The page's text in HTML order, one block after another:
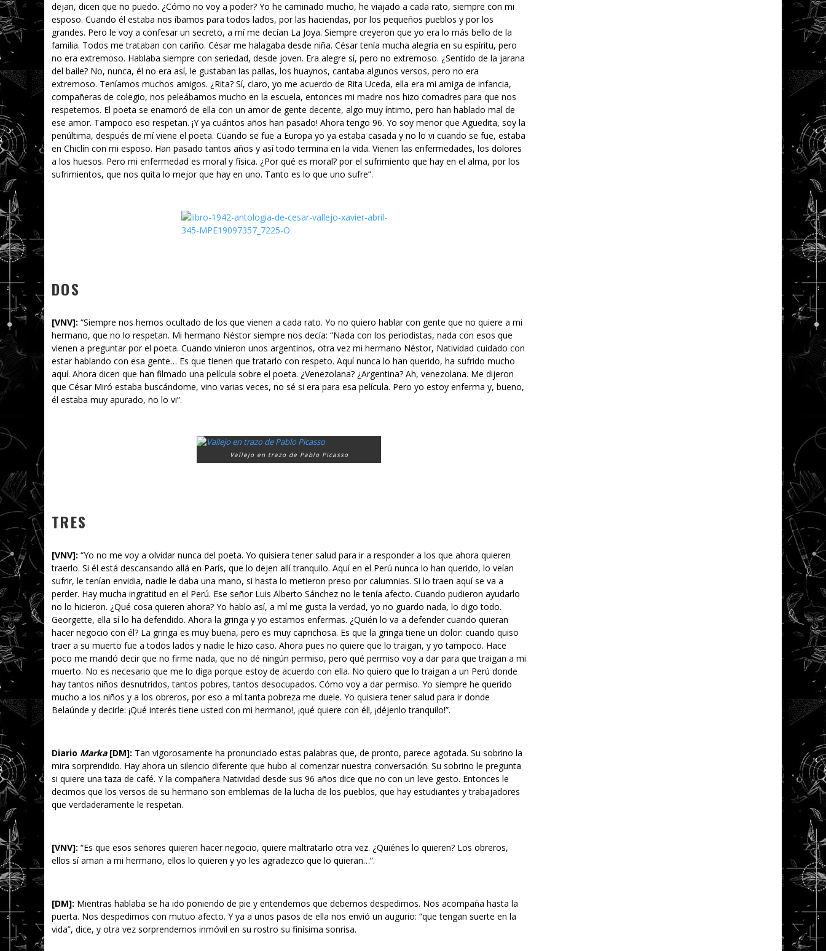
dejan, dicen que no puedo. ¿Cómo no voy a poder? Yo he caminado mucho, he viajado a cada rato, siempre con mi
esposo. Cuando él estaba nos íbamos para todos lados, por las haciendas, por los pequeños pueblos y por los
grandes. Pero le voy a confesar un secreto, a mí me decían La Joya. Siempre creyeron que yo era lo más bello de la
familia. Todos me trataban con cariño. César me halagaba desde niña. César tenía mucha alegría en su espíritu, pero
no era extremoso. Hablaba siempre con seriedad, desde joven. Era alegre sí, pero no extremoso. ¿Sentido de la jarana
del baile? No, nunca, él no era así, le gustaban las pallas, los huaynos, cantaba algunos versos, pero no era
extremoso. Teníamos muchos amigos. ¿Rita? Sí, claro, yo me acuerdo de Rita Uceda, ella era mi amiga de infancia,
compañeras de colegio, nos peleábamos mucho en la escuela, entonces mi madre nos hizo comadres para que nos
respetemos. El poeta se enamoró de ella con un amor de gente decente, algo muy íntimo, pero han hablado mal de
ese amor. Tampoco eso respetan. ¡Y ya cuántos años han pasado! Ahora tengo 96. Yo soy menor que Aguedita, soy la
penúltima, después de mí viene el poeta. Cuando se fue a Europa yo ya estaba casada y no lo vi cuando se fue, estaba
en Chiclín con mi esposo. Han pasado tantos años y así todo termina en la vida. Vienen las enfermedades, los dolores
a los huesos. Pero mi enfermedad es moral y física. ¿Por qué es moral? por el sufrimiento que hay en el alma, por los
sufrimientos, que nos quita lo mejor que hay en uno. Tanto es lo que uno sufre”.
DOS
[VNV]: “Siempre nos hemos ocultado de los que vienen a cada rato. Yo no quiero hablar con gente que no quiere a mi
hermano, que no lo respetan. Mi hermano Néstor siempre nos decía: “Nada con los periodistas, nada con esos que
vienen a preguntar por el poeta. Cuando vinieron unos argentinos, otra vez mi hermano Néstor, Natividad cuidado con
estar hablando con esa gente… Es que tienen que tratarlo con respeto. Aquí nunca lo han querido, ha sufrido mucho
aquí. Ahora dicen que han filmado una película sobre el poeta. ¿Venezolana? ¿Argentina? Ah, venezolana. Me dijeron
que César Miró estaba buscándome, vino varias veces, no sé si era para esa película. Pero yo estoy enferma y, bueno,
él estaba muy apurado, no lo vi”.
Vallejo en trazo de Pablo Picasso
TRES
[VNV]: “Yo no me voy a olvidar nunca del poeta. Yo quisiera tener salud para ir a responder a los que ahora quieren
traerlo. Si él está descansando allá en París, que lo dejen allí tranquilo. Aquí en el Perú nunca lo han querido, lo veían
sufrir, le tenían envidia, nadie le daba una mano, si hasta lo metieron preso por calumnias. Si lo traen aquí se va a
perder. Hay mucha ingratitud en el Perú. Ese señor Luis Alberto Sánchez no le tenía afecto. Cuando pudieron ayudarlo
no lo hicieron. ¿Qué cosa quieren ahora? Yo hablo así, a mí me gusta la verdad, yo no guardo nada, lo digo todo.
Georgette, ella sí lo ha defendido. Ahora la gringa y yo estamos enfermas. ¿Quién lo va a defender cuando quieran
hacer negocio con él? La gringa es muy buena, pero es muy caprichosa. Es que la gringa tiene un dolor: cuando quiso
traer a su muerto fue a todos lados y nadie le hizo caso. Ahora pues no quiere que lo traigan, y yo tampoco. Hace
poco me mandó decir que no firme nada, que no dé ningún permiso, pero qué permiso voy a dar para que traigan a mi
muerto. No es necesario que me lo diga porque estoy de acuerdo con ella. No quiero que lo traigan a un Perú donde
hay tantos niños desnutridos, tantos pobres, tantos desocupados. Cómo voy a dar permiso. Yo siempre he querido
mucho a los niños y a los obreros, por eso a mí tanta pobreza me duele. Yo quisiera tener salud para ir donde
Belaúnde y decirle: ¡Qué interés tiene usted con mi hermano!, ¡qué quiere con él!, ¡déjenlo tranquilo!”.
Diario Marka[DM]: Tan vigorosamente ha pronunciado estas palabras que, de pronto, parece agotada. Su sobrino la
mira sorprendido. Hay ahora un silencio diferente que hubo al comenzar nuestra conversación. Su sobrino le pregunta
si quiere una taza de café. Y la compañera Natividad desde sus 96 años dice que no con un leve gesto. Entonces le
decimos que los versos de su hermano son emblemas de la lucha de los pueblos, que hay estudiantes y trabajadores
que verdaderamente le respetan.
[VNV]: “Es que esos señores quieren hacer negocio, quiere maltratarlo otra vez. ¿Quiénes lo quieren? Los obreros,
ellos sí aman a mi hermano, ellos lo quieren y yo les agradezco que lo quieran…”.
[DM]: Mientras hablaba se ha ido poniendo de pie y entendemos que debemos despedirnos. Nos acompaña hasta la
puerta. Nos despedimos con mutuo afecto. Y ya a unos pasos de ella nos envió un augurio: “que tengan suerte en la
vida”, dice, y otra vez sorprendemos inmóvil en su rostro su finísima sonrisa.